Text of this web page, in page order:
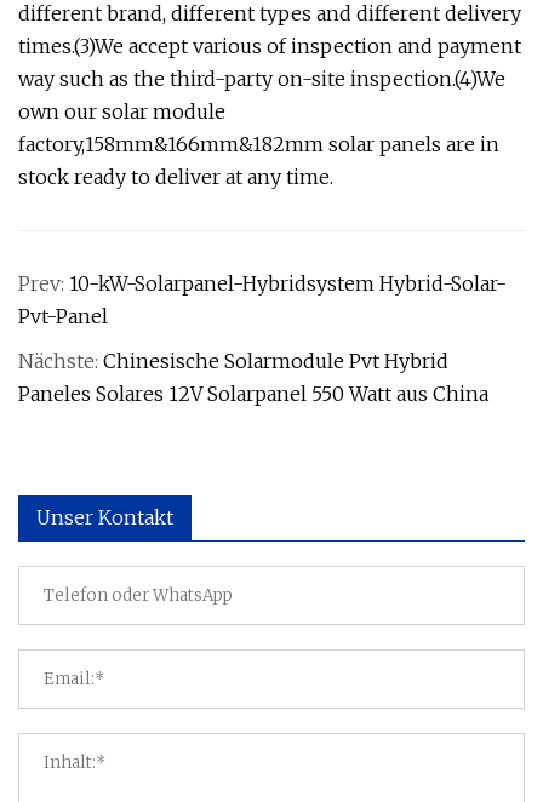
different brand, different types and different delivery
times.(3)We accept various of inspection and payment
way such as the third-party on-site inspection.(4)We
own our solar module
factory,158mm&166mm&182mm solar panels are in
stock ready to deliver at any time.
Prev: 10-kW-Solarpanel-Hybridsystem Hybrid-Solar-
Pvt-Panel
Nächste: Chinesische Solarmodule Pvt Hybrid
Paneles Solares 12V Solarpanel 550 Watt aus China
Unser Kontakt